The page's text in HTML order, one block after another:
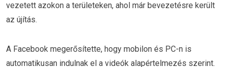
vezetett azokon a területeken, ahol már bevezetésre került
az újítás.
A Facebook megerősítette, hogy mobilon és PC-n is
automatikusan indulnak el a videók alapértelmezés szerint.